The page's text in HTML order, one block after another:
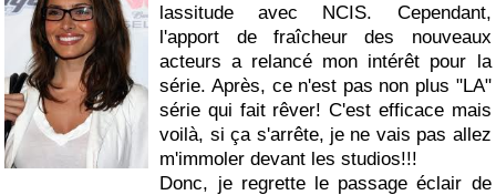
lassitude avec NCIS. Cependant,
l'apport de fraîcheur des nouveaux
acteurs a relancé mon intérêt pour la
série. Après, ce n'est pas non plus "LA"
série qui fait rêver! C'est efficace mais
voilà, si ça s'arrête, je ne vais pas allez
m'immoler devant les studios!!!
Donc, je regrette le passage éclair de